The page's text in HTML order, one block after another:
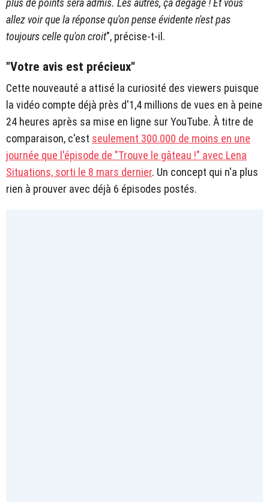
plus de points sera admis. Les autres, ça dégage ! Et vous
allez voir que la réponse qu'on pense évidente n'est pas
toujours celle qu'on croit", précise-t-il.
"Votre avis est précieux"
Cette nouveauté a attisé la curiosité des viewers puisque
la vidéo compte déjà près d'1,4 millions de vues en à peine
24 heures après sa mise en ligne sur YouTube. À titre de
comparaison, c'est seulement 300.000 de moins en une
journée que l'épisode de "Trouve le gâteau !" avec Lena
Situations, sorti le 8 mars dernier. Un concept qui n'a plus
rien à prouver avec déjà 6 épisodes postés.